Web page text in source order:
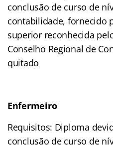
conclusão de curso de
contabilidade, fornecido
superior reconhecida
Conselho Regional de
quitado
Enfermeiro
Requisitos: Diploma
conclusão de curso de